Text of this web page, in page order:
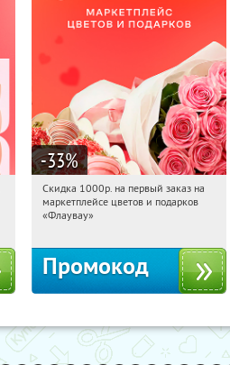
-33%
17:10:13 Получили:
Россия
Скидка 1000р. на первый заказ на
маркетплейсе цветов и подарков
«Флаувау»
Промокод